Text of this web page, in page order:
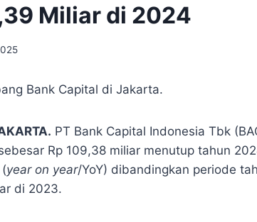
Miliar di 2024
Bank Capital di Jakarta.
PT Bank Capital Indonesia Tbk
Rp 109,38 miliar menutup tahun
year on year/YoY) dibandingkan periode
di 2023.